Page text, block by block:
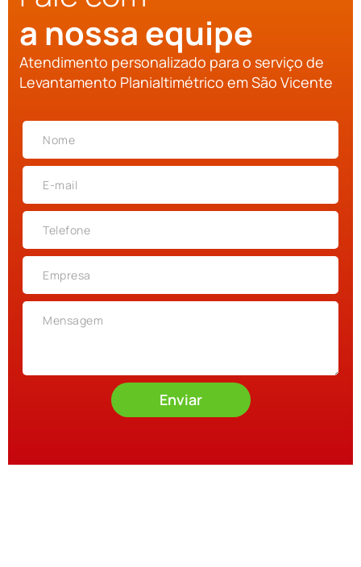
a nossa equipe
Atendimento personalizado para o serviço de
Levantamento Planialtimétrico em São Vicente
Enviar